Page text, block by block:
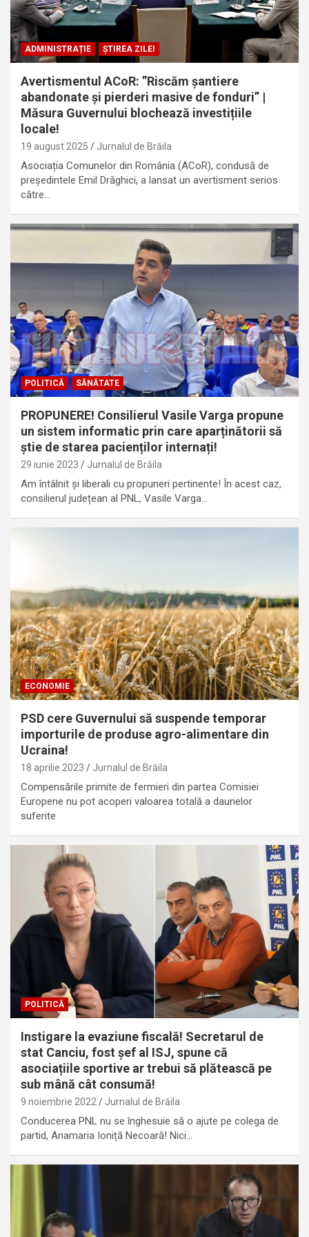
ADMINISTRAȚIE ȘTIREA ZILEI
Avertismentul ACoR: ”Riscăm șantiere
abandonate și pierderi masive de fonduri” |
Măsura Guvernului blochează investițiile
locale!
19 august 2025 Jurnalul de Brăila
Asociația Comunelor din România (ACoR), condusă de
președintele Emil Drăghici, a lansat un avertisment serios
către…
POLITICĂ SĂNĂTATE
PROPUNERE! Consilierul Vasile Varga propune
un sistem informatic prin care aparținătorii să
știe de starea pacienților internați!
29 iunie 2023 Jurnalul de Brăila
Am întâlnit și liberali cu propuneri pertinente! În acest caz,
consilierul județean al PNL, Vasile Varga…
ECONOMIE
PSD cere Guvernului să suspende temporar
importurile de produse agro-alimentare din
Ucraina!
18 aprilie 2023 Jurnalul de Brăila
Compensările primite de fermieri din partea Comisiei
Europene nu pot acoperi valoarea totală a daunelor
suferite
POLITICĂ
Instigare la evaziune fiscală! Secretarul de
stat Canciu, fost șef al ISJ, spune că
asociațiile sportive ar trebui să plătească pe
sub mână cât consumă!
9 noiembrie 2022 Jurnalul de Brăila
Conducerea PNL nu se înghesuie să o ajute pe colega de
partid, Anamaria Ioniță Necoară! Nici…